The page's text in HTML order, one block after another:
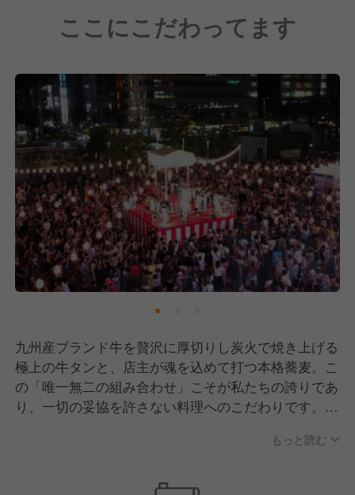
ここにこだわってます
九州産ブランド牛を贅沢に厚切りし炭火で焼き上げる
極上の牛タンと、店主が魂を込めて打つ本格蕎麦。こ
の「唯一無二の組み合わせ」こそが私たちの誇りであ
り、一切の妥協を許さない料理へのこだわりです。
今後はさらなる新店舗の展開も計画しており、立ち上
す。組織が大きくなっていくワクワク感とともに、自
もっと読む